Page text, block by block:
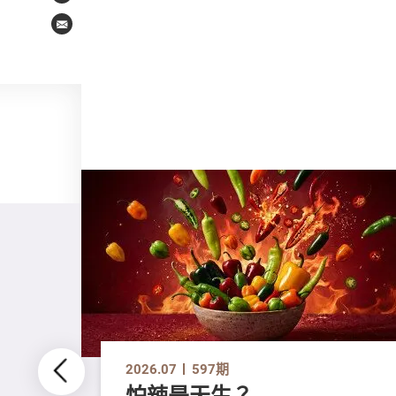
Email
2026.07 597期